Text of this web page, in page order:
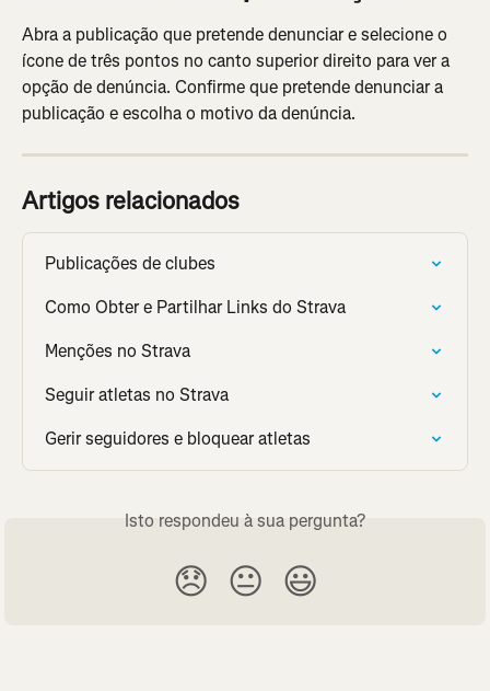
Abra a publicação que pretende denunciar e selecione o
ícone de três pontos no canto superior direito para ver a
opção de denúncia. Confirme que pretende denunciar a
publicação e escolha o motivo da denúncia.
Artigos relacionados
Publicações de clubes
Como Obter e Partilhar Links do Strava
Menções no Strava
Seguir atletas no Strava
Gerir seguidores e bloquear atletas
Isto respondeu à sua pergunta?
😞 😐 😃